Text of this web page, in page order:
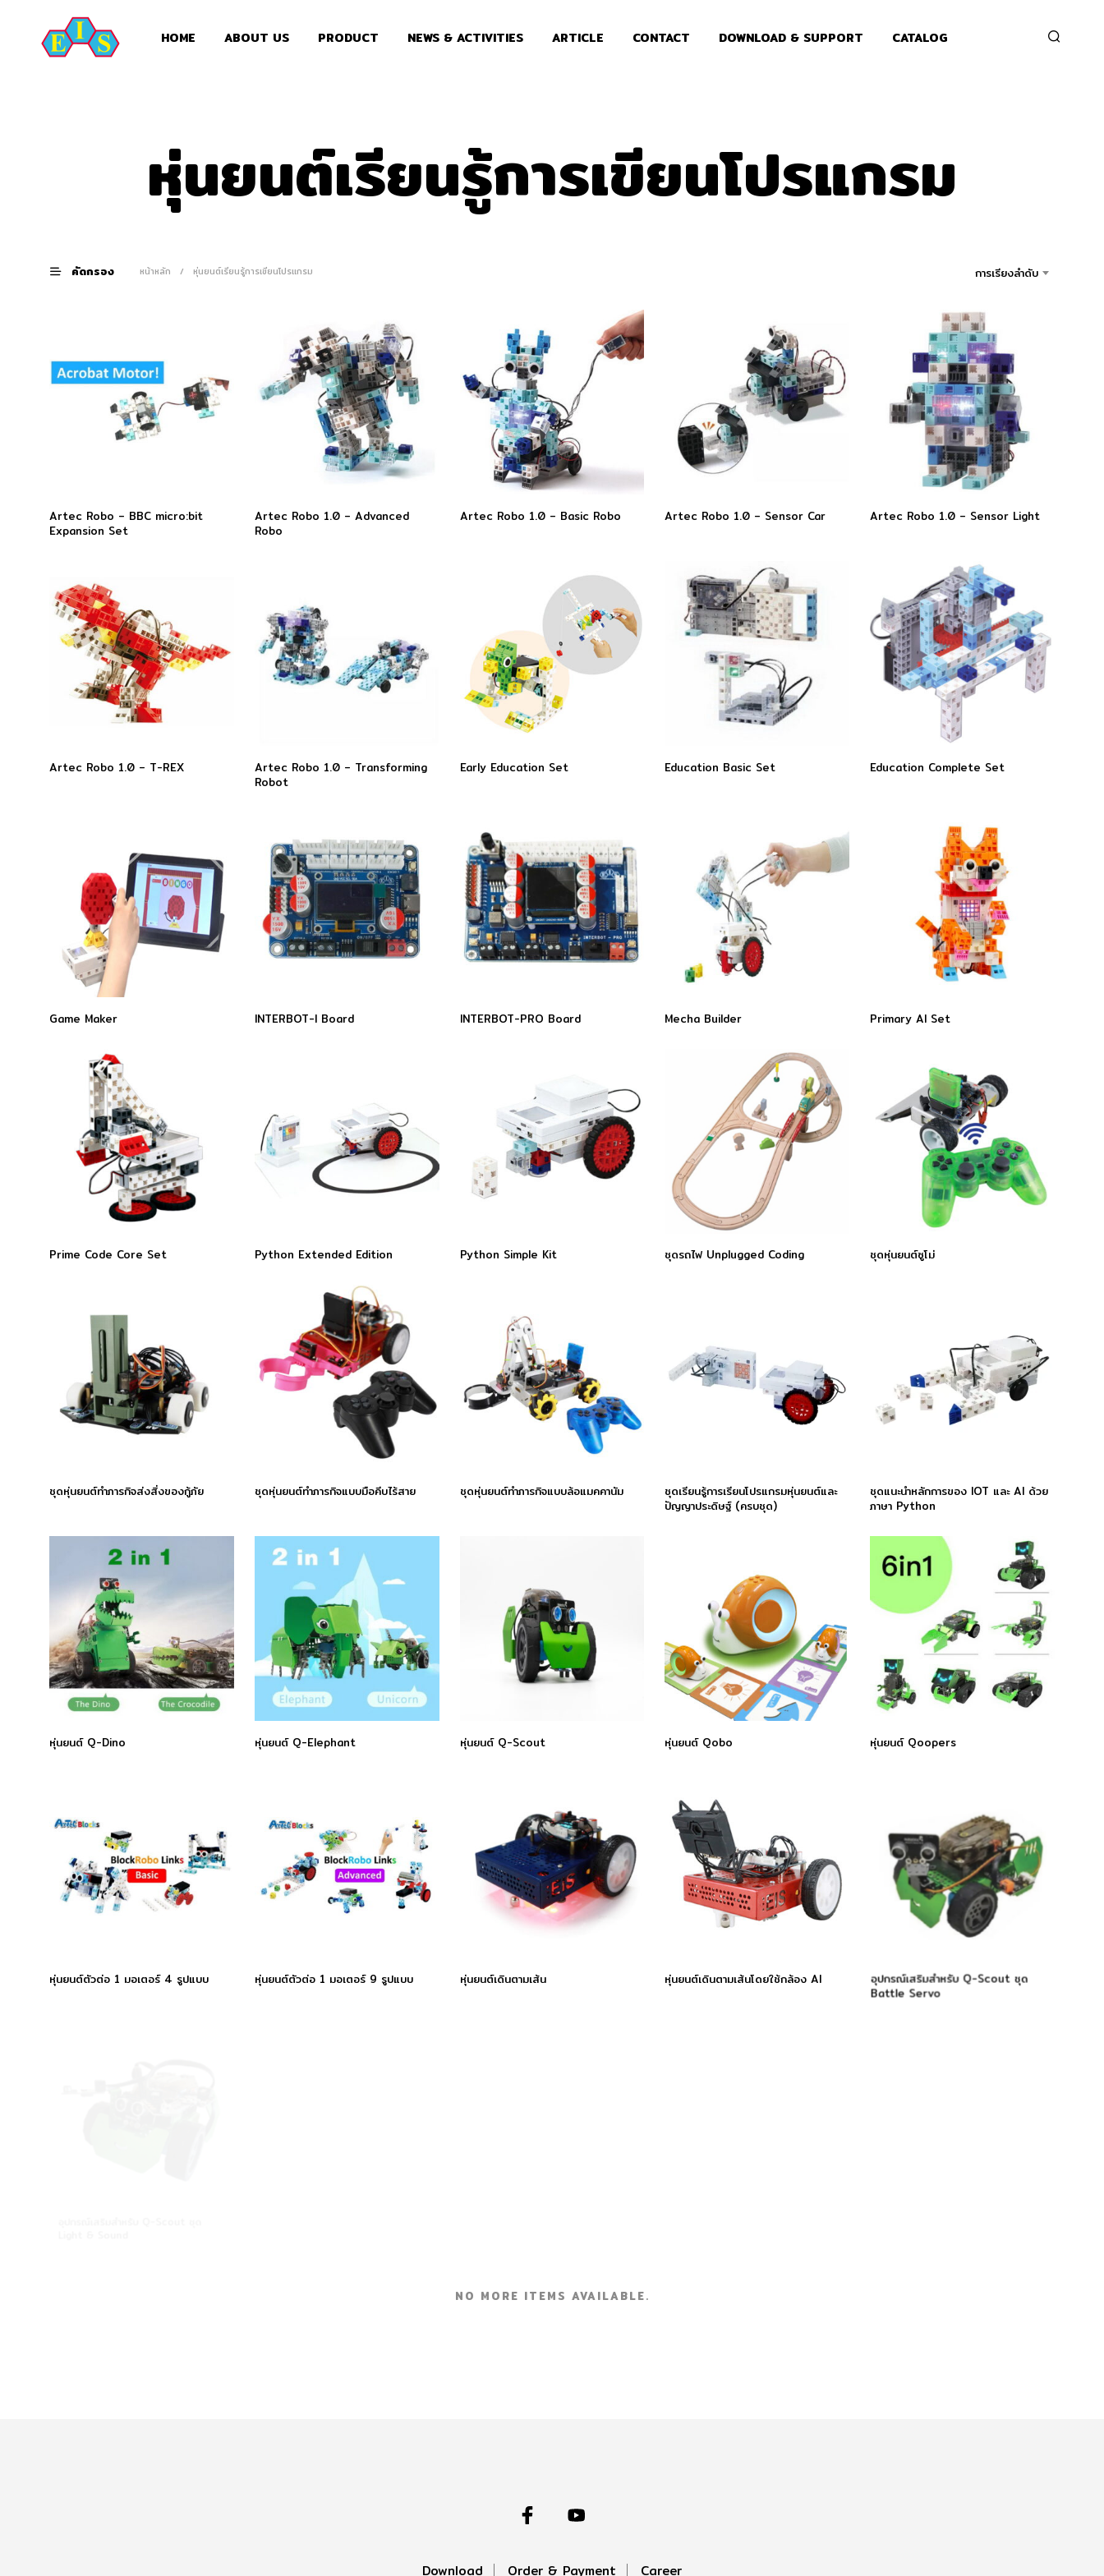
HOME ABOUT US PRODUCT NEWS & ACTIVITIES ARTICLE CONTACT DOWNLOAD & SUPPORT CATALOG
หุ่นยนต์เรียนรู้การเขียนโปรแกรม
คัดกรอง หน้าหลัก / หุ่นยนต์เรียนรู้การเขียนโปรแกรม การเรียงลำดับ
Artec Robo – BBC micro:bit
Expansion Set
Artec Robo 1.0 – Advanced
Robo
Artec Robo 1.0 – Basic Robo Artec Robo 1.0 – Sensor Car Artec Robo 1.0 – Sensor Light
Artec Robo 1.0 – T-REX
Artec Robo 1.0 – Transforming
Robot
Early Education Set Education Basic Set Education Complete Set
Game Maker INTERBOT-I Board INTERBOT-PRO Board Mecha Builder Primary AI Set
Prime Code Core Set Python Extended Edition Python Simple Kit ชุดรถไฟ Unplugged Coding ชุดหุ่นยนต์ซูโม่
ชุดหุ่นยนต์ทำภารกิจส่งสิ่งของกู้ภัย ชุดหุ่นยนต์ทำภารกิจแบบมือคีบไร้สาย ชุดหุ่นยนต์ทำภารกิจแบบล้อแมคคานัม
ชุดเรียนรู้การเรียนโปรแกรมหุ่นยนต์และ
ปัญญาประดิษฐ์ (ครบชุด)
ชุดแนะนำหลักการของ IOT และ AI ด้วย
ภาษา Python
หุ่นยนต์ Q-Dino หุ่นยนต์ Q-Elephant หุ่นยนต์ Q-Scout หุ่นยนต์ Qobo หุ่นยนต์ Qoopers
หุ่นยนต์ตัวต่อ 1 มอเตอร์ 4 รูปแบบ หุ่นยนต์ตัวต่อ 1 มอเตอร์ 9 รูปแบบ หุ่นยนต์เดินตามเส้น หุ่นยนต์เดินตามเส้นโดยใช้กล้อง AI
อุปกรณ์เสริมสำหรับ Q-Scout ชุด
Battle Servo
NO MORE ITEMS AVAILABLE.
Download Order & Payment Career